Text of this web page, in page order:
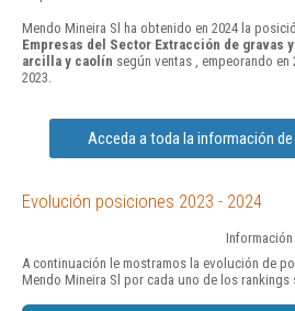
Mendo Mineira Sl ha obtenido en 2024 la
Empresas del Sector Extracción de gravas
arcilla y caolín según ventas , empeorando
2023.
Acceda a toda la información
Evolución posiciones 2023 - 2024
A continuación le mostramos la evolución de
Mendo Mineira Sl por cada uno de los rankings